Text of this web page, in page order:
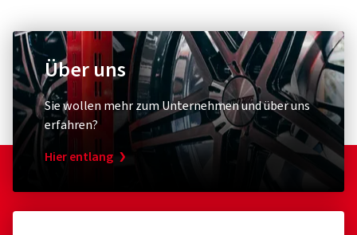
Über uns
Sie wollen mehr zum Unternehmen und über uns
erfahren?
Hier entlang